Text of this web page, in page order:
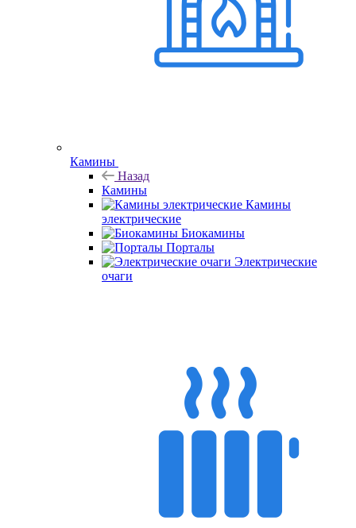
Камины
Назад
Камины
Камины
электрические
Биокамины
Порталы
Электрические
очаги